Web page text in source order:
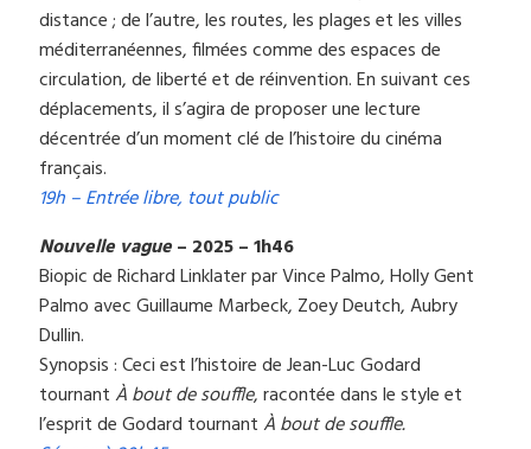
distance ; de l’autre, les routes, les plages et les villes
méditerranéennes, filmées comme des espaces de
circulation, de liberté et de réinvention. En suivant ces
déplacements, il s’agira de proposer une lecture
décentrée d’un moment clé de l’histoire du cinéma
français.
19h – Entrée libre, tout public
Nouvelle vague– 2025 – 1h46
Biopic de Richard Linklater par Vince Palmo, Holly Gent
Palmo avec Guillaume Marbeck, Zoey Deutch, Aubry
Dullin.
Synopsis : Ceci est l’histoire de Jean-Luc Godard
tournantÀ bout de souffle, racontée dans le style et
l’esprit de Godard tournantÀ bout de souffle.